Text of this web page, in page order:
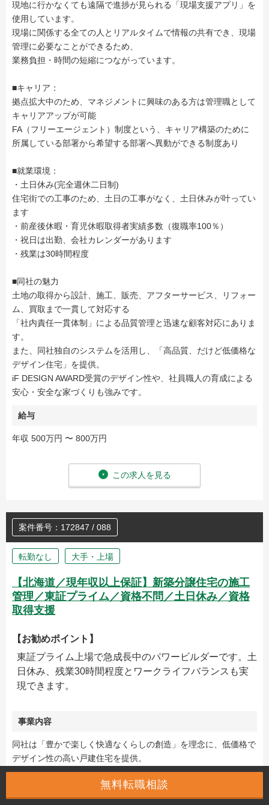
現地に行かなくても遠隔で進捗が見られる「現場支援アプリ」を
使用しています。
現場に関係する全ての人とリアルタイムで情報の共有でき、現場
管理に必要なことができるため、
業務負担・時間の短縮につながっています。
■キャリア：
拠点拡大中のため、マネジメントに興味のある方は管理職として
キャリアアップが可能
FA（フリーエージェント）制度という、キャリア構築のために
所属している部署から希望する部署へ異動ができる制度あり
■就業環境：
・土日休み(完全週休二日制)
住宅街での工事のため、土日の工事がなく、土日休みが叶ってい
ます
・前産後休暇・育児休暇取得者実績多数（復職率100％）
・祝日は出勤、会社カレンダーがあります
・残業は30時間程度
■同社の魅力
土地の取得から設計、施工、販売、アフターサービス、リフォー
ム、買取まで一貫して対応する
「社内責任一貫体制」による品質管理と迅速な顧客対応にありま
す。
また、同社独自のシステムを活用し、「高品質、だけど低価格な
デザイン住宅」を提供。
iF DESIGN AWARD受賞のデザイン性や、社員職人の育成による
安心・安全な家づくりも強みです。
給与
年収 500万円 〜 800万円
この求人を見る
案件番号：172847 / 088
転勤なし 大手・上場
【北海道／現年収以上保証】新築分譲住宅の施工
管理／東証プライム／資格不問／土日休み／資格
取得支援
【お勧めポイント】
東証プライム上場で急成長中のパワービルダーです。土
日休み、残業30時間程度とワークライフバランスも実
現できます。
事業内容
同社は「豊かで楽しく快適なくらしの創造」を理念に、低価格で
デザイン性の高い戸建住宅を提供。
仕入れ・設計・施工・販売を一体化させた仕組みを活用し、効率
主に関東を中心に全国で戸建分譲・注文住宅・不動産流通事業を
無料転職相談